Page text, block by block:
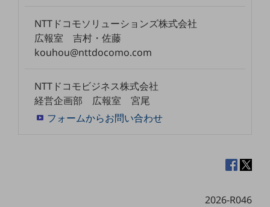
基礎的電気通信役務損益明細表
採用情報TOP
NTTドコモソリューションズ株式会社
広報室 吉村・佐藤
kouhou@nttdocomo.com
NTTドコモビジネス株式会社
経営企画部 広報室 宮尾
フォームからお問い合わせ
2026-R046